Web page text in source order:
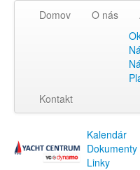
Domov O nás
Kontakt
Kalendár
Dokumenty
Linky